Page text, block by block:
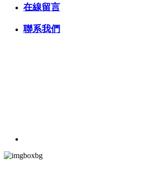
在線留言
聯系我們